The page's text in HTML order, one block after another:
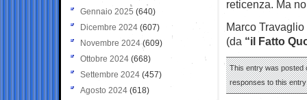
reticenza. Ma
Marco Travaglio
(da “il Fatto
This entry was posted
responses to this
Gennaio 2025 (640)
Dicembre 2024 (607)
Novembre 2024(609)
Ottobre 2024 (668)
Settembre 2024 (457)
Agosto 2024 (618)